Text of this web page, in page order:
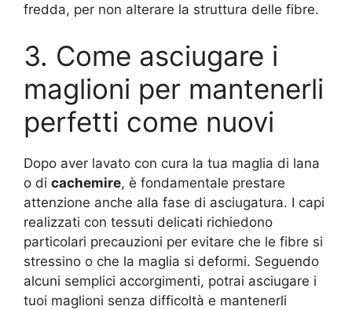
fredda, per non alterare la struttura delle fibre.
3. Come asciugare i
maglioni per mantenerli
perfetti come nuovi
Dopo aver lavato con cura la tua maglia di lana
o di cachemire, è fondamentale prestare
attenzione anche alla fase di asciugatura. I capi
realizzati con tessuti delicati richiedono
particolari precauzioni per evitare che le fibre si
stressino o che la maglia si deformi. Seguendo
alcuni semplici accorgimenti, potrai asciugare i
tuoi maglioni senza difficoltà e mantenerli